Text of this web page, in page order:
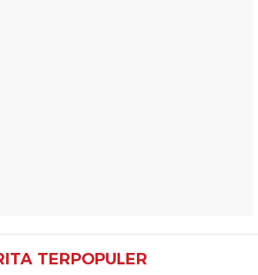
TERPOPULER